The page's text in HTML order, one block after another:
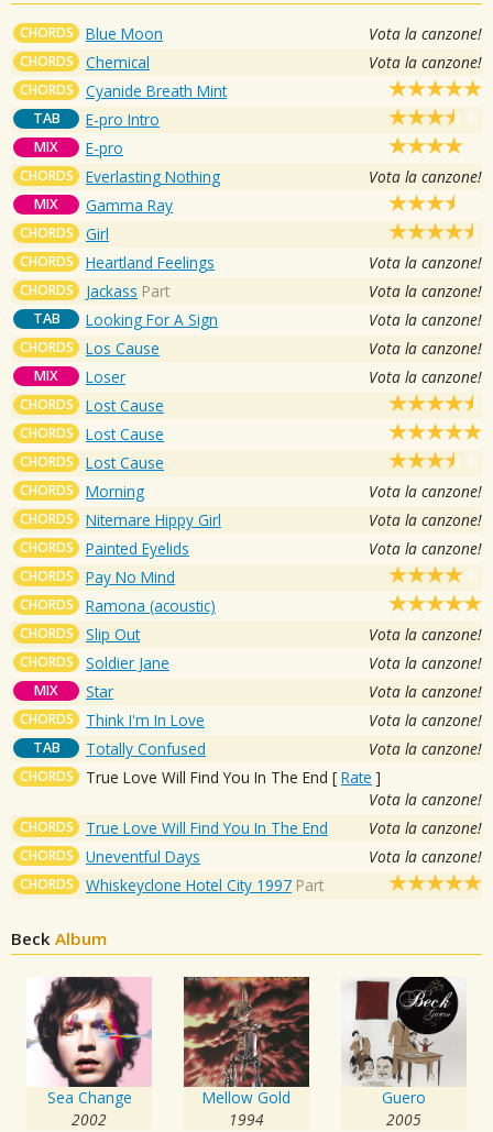
CHORDS Blue Moon Vota la canzone!
CHORDS Chemical Vota la canzone!
CHORDS Cyanide Breath Mint
TAB E-pro Intro
MIX E-pro
CHORDS Everlasting Nothing Vota la canzone!
MIX Gamma Ray
CHORDS Girl
CHORDS Heartland Feelings Vota la canzone!
CHORDS Jackass Part Vota la canzone!
TAB Looking For A Sign Vota la canzone!
CHORDS Los Cause Vota la canzone!
MIX Loser Vota la canzone!
CHORDS Lost Cause
CHORDS Lost Cause
CHORDS Lost Cause
CHORDS Morning Vota la canzone!
CHORDS Nitemare Hippy Girl Vota la canzone!
CHORDS Painted Eyelids Vota la canzone!
CHORDS Pay No Mind
CHORDS Ramona (acoustic)
CHORDS Slip Out Vota la canzone!
CHORDS Soldier Jane Vota la canzone!
MIX Star Vota la canzone!
CHORDS Think I'm In Love Vota la canzone!
TAB Totally Confused Vota la canzone!
CHORDS True Love Will Find You In The End [ Rate ]
Vota la canzone!
CHORDS True Love Will Find You In The End Vota la canzone!
CHORDS Uneventful Days Vota la canzone!
CHORDS Whiskeyclone Hotel City 1997 Part
Beck Album
Sea Change
2002
Mellow Gold
1994
Guero
2005